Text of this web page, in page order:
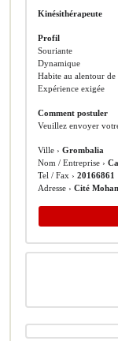
Kinésithérapeute
Profil
Souriante
Dynamique
Habite au alentour
Expérience exigée
Comment postuler
Veuillez envoyer
Ville ›Grombalia
Nom / Entreprise ›
Tel / Fax ›20166861
Adresse ›Cité